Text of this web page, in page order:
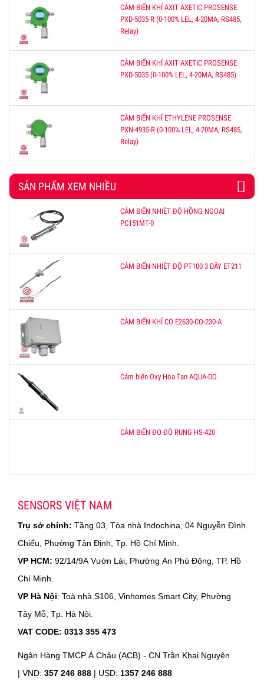
CẢM BIẾN KHÍ AXIT AXETIC PROSENSE
PXD-5035-R (0-100% LEL, 4-20MA, RS485,
Relay)
CẢM BIẾN KHÍ AXIT AXETIC PROSENSE
PXD-5035 (0-100% LEL, 4-20MA, RS485)
CẢM BIẾN KHÍ ETHYLENE PROSENSE
PXN-4935-R (0-100% LEL, 4-20MA, RS485,
Relay)
SẢN PHẨM XEM NHIỀU
CẢM BIẾN NHIỆT ĐỘ HỒNG NGOẠI
PC151MT-0
CẢM BIẾN NHIỆT ĐỘ PT100 3 DÂY ET211
CẢM BIẾN KHÍ CO E2630-CO-230-A
Cảm biến Oxy Hòa Tan AQUA-DO
CẢM BIẾN ĐO ĐỘ RUNG HS-420
SENSORS VIỆT NAM
Trụ sở chính: Tầng 03, Tòa nhà Indochina, 04 Nguyễn Đình
Chiểu, Phường Tân Định, Tp. Hồ Chí Minh.
VP HCM: 92/14/9A Vườn Lài, Phường An Phú Đông, TP. Hồ
Chí Minh.
VP Hà Nội: Toà nhà S106, Vinhomes Smart City, Phường
Tây Mỗ, Tp. Hà Nội.
VAT CODE: 0313 355 473
Ngân Hàng TMCP Á Châu (ACB) - CN Trần Khai Nguyên
| VND: 357 246 888 | USD: 1357 246 888